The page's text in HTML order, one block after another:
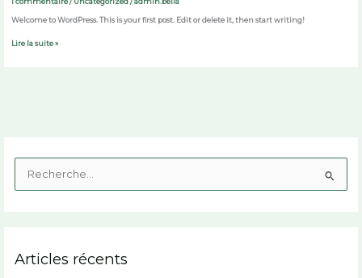
Welcome to WordPress. This is your first post. Edit or delete it, then start writing!
Lire la suite »
e
Articles récents